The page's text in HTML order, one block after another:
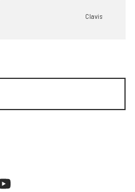
Clavis